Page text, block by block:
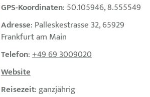
GPS-Koordinaten: 50.105946, 8.555549
Adresse: Palleskestrasse 32, 65929
Frankfurt am Main
Telefon:+49 69 3009020
Website
Reisezeit: ganzjährig